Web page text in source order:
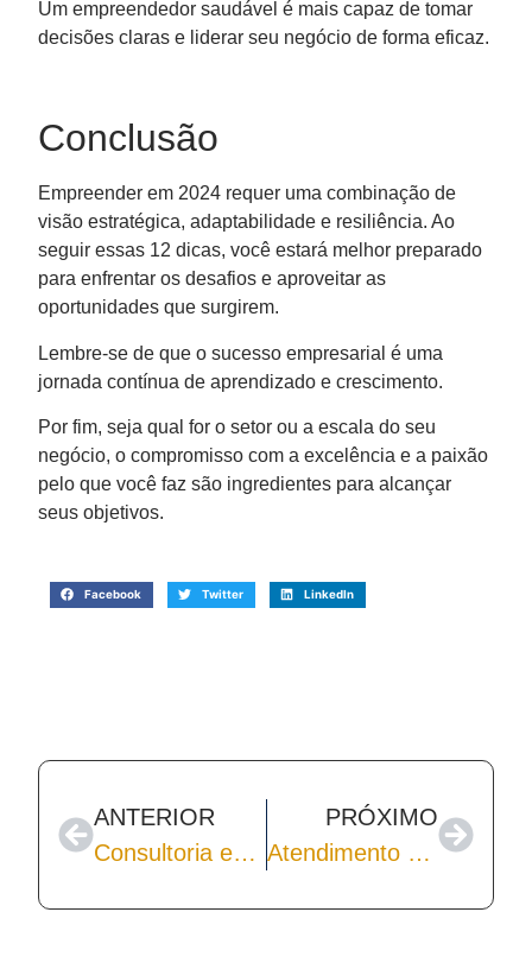
Um empreendedor saudável é mais capaz de tomar
decisões claras e liderar seu negócio de forma eficaz.
Conclusão
Empreender em 2024 requer uma combinação de
visão estratégica, adaptabilidade e resiliência. Ao
seguir essas 12 dicas, você estará melhor preparado
para enfrentar os desafios e aproveitar as
oportunidades que surgirem.
Lembre-se de que o sucesso empresarial é uma
jornada contínua de aprendizado e crescimento.
Por fim, seja qual for o setor ou a escala do seu
negócio, o compromisso com a excelência e a paixão
pelo que você faz são ingredientes para alcançar
seus objetivos.
Facebook Twitter LinkedIn
ANTERIOR
Consultoria em Tecnologia da Informação: Vantagens e Como Abrir uma Empresa
PRÓXIMO
Atendimento Personalizado: Por Que Esse é um Diferencial de Uma Empresa?